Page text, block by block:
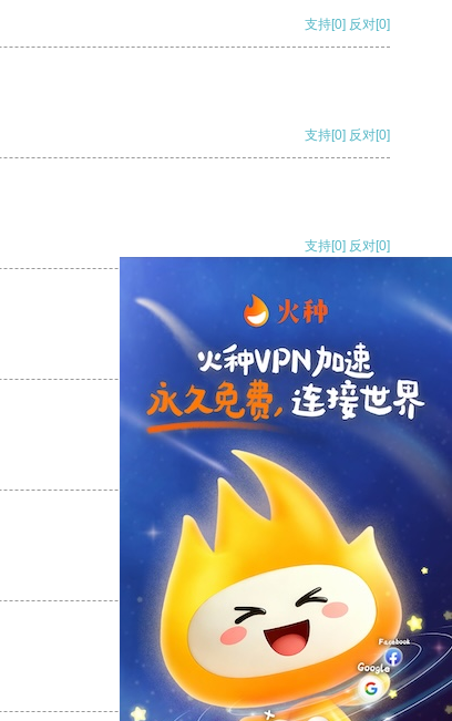
支持[0] 反对[0]
支持[0] 反对[0]
支持[0] 反对[0]
支持[0] 反对
支持
反对 [0]
支持[0] 反对[0]